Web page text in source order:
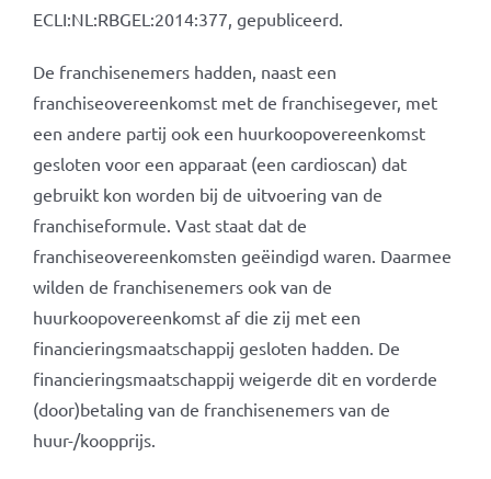
ECLI:NL:RBGEL:2014:377, gepubliceerd.
De franchisenemers hadden, naast een
franchiseovereenkomst met de franchisegever, met
een andere partij ook een huurkoopovereenkomst
gesloten voor een apparaat (een cardioscan) dat
gebruikt kon worden bij de uitvoering van de
franchiseformule. Vast staat dat de
franchiseovereenkomsten geëindigd waren. Daarmee
wilden de franchisenemers ook van de
huurkoopovereenkomst af die zij met een
financieringsmaatschappij gesloten hadden. De
financieringsmaatschappij weigerde dit en vorderde
(door)betaling van de franchisenemers van de
huur-/koopprijs.